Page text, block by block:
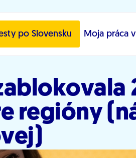
po Slovensku Moja práca v
regióny